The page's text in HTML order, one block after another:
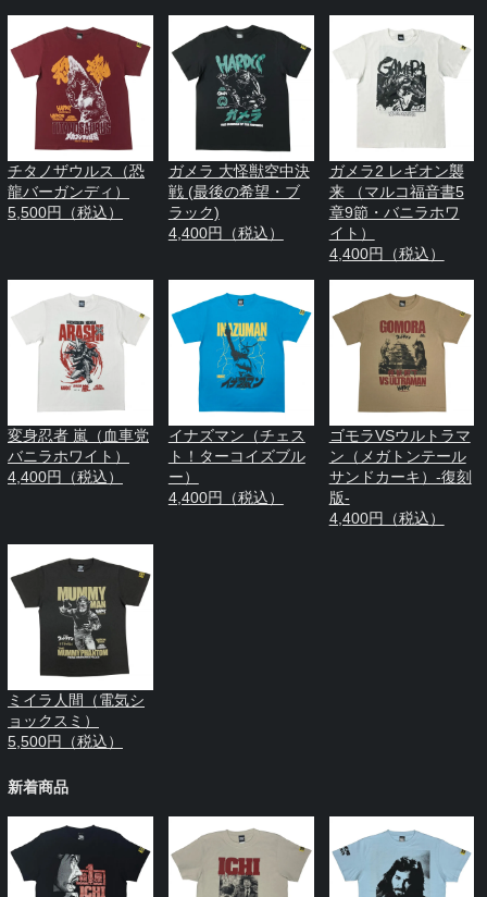
チタノザウルス（恐
龍バーガンディ）
5,500円（税込）
ガメラ 大怪獣空中決
戦 (最後の希望・ブ
ラック)
4,400円（税込）
ガメラ2 レギオン襲
来 （マルコ福音書5
章9節・バニラホワ
イト）
4,400円（税込）
変身忍者 嵐（血車党
バニラホワイト）
4,400円（税込）
イナズマン（チェス
ト！ターコイズブル
ー）
4,400円（税込）
ゴモラVSウルトラマ
ン（メガトンテール
サンドカーキ）-復刻
版-
4,400円（税込）
ミイラ人間（電気シ
ョックスミ）
5,500円（税込）
新着商品